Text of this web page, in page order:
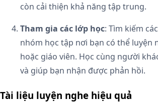
còn cải thiện khả năng tập trung.
Tham gia các lớp học: Tìm kiếm
nhóm học tập nơi bạn có thể luyện
hoặc giáo viên. Học cùng người
và giúp bạn nhận được phản hồi.
Tài liệu luyện nghe hiệu quả